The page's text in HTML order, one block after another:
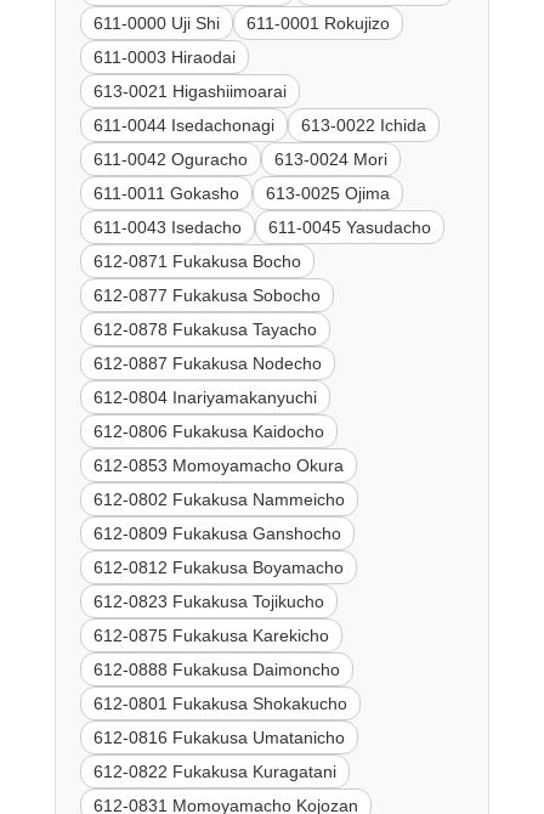
611-0000 Uji Shi
611-0001 Rokujizo
611-0003 Hiraodai
613-0021 Higashiimoarai
611-0044 Isedachonagi
613-0022 Ichida
611-0042 Oguracho
613-0024 Mori
611-0011 Gokasho
613-0025 Ojima
611-0043 Isedacho
611-0045 Yasudacho
612-0871 Fukakusa Bocho
612-0877 Fukakusa Sobocho
612-0878 Fukakusa Tayacho
612-0887 Fukakusa Nodecho
612-0804 Inariyamakanyuchi
612-0806 Fukakusa Kaidocho
612-0853 Momoyamacho Okura
612-0802 Fukakusa Nammeicho
612-0809 Fukakusa Ganshocho
612-0812 Fukakusa Boyamacho
612-0823 Fukakusa Tojikucho
612-0875 Fukakusa Karekicho
612-0888 Fukakusa Daimoncho
612-0801 Fukakusa Shokakucho
612-0816 Fukakusa Umatanicho
612-0822 Fukakusa Kuragatani
612-0831 Momoyamacho Kojozan